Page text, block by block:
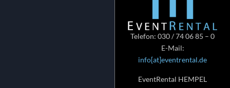
Telefon: 030 / 74 06 85 – 0
E-Mail:
info[at]eventrental.de
EventRental HEMPEL